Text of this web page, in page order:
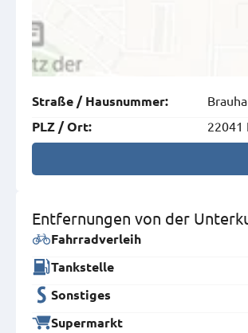
Straße / Hausnummer:
PLZ /Ort: 22041
Entfernungen von der
Fahrradverleih
Tankstelle
Sonstiges
Supermarkt